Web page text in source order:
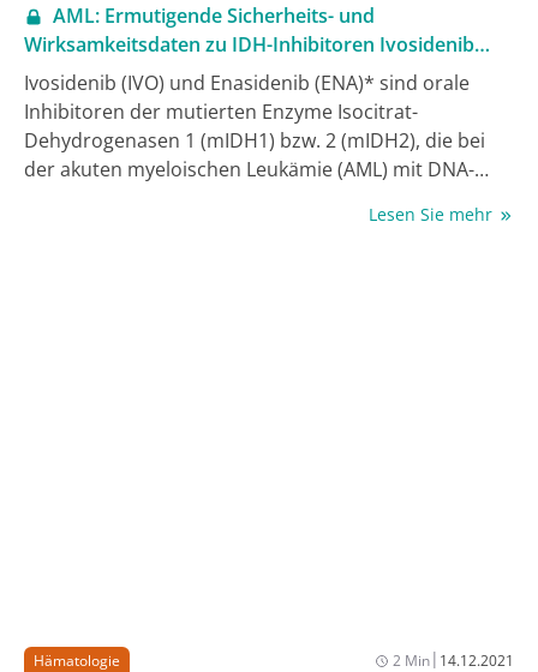
AML: Ermutigende Sicherheits- und
Wirksamkeitsdaten zu IDH-Inhibitoren Ivosidenib
und Enasidenib
Ivosidenib (IVO) und Enasidenib (ENA)* sind orale
Inhibitoren der mutierten Enzyme Isocitrat-
Dehydrogenasen 1 (mIDH1) bzw. 2 (mIDH2), die bei
der akuten myeloischen Leukämie (AML) mit DNA-
abnormer Differenzierung einhergehen. In einer
Lesen Sie mehr
Hämatologie 2 Min| 14.12.2021